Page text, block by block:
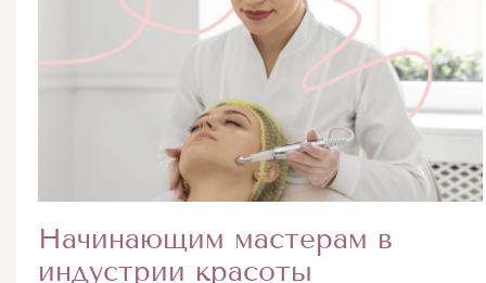
Начинающим мастерам в
индустрии красоты